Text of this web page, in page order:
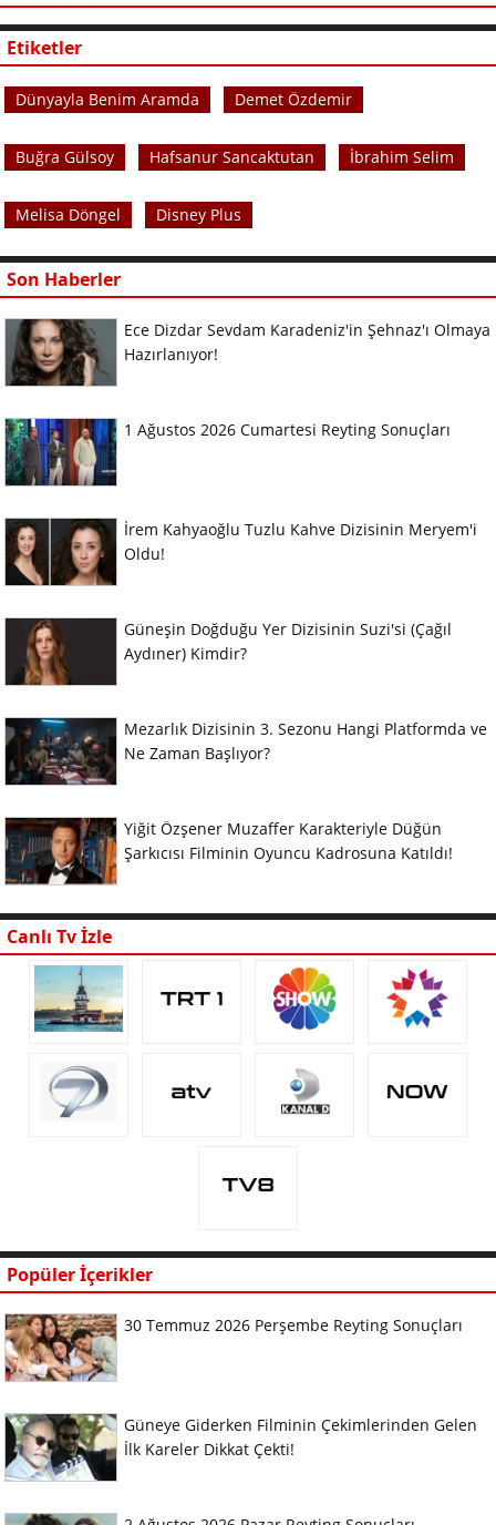
Etiketler
Dünyayla Benim Aramda Demet Özdemir
Buğra Gülsoy Hafsanur Sancaktutan İbrahim Selim
Melisa Döngel Disney Plus
Son Haberler
Ece Dizdar Sevdam Karadeniz'in Şehnaz'ı Olmaya
Hazırlanıyor!
1 Ağustos 2026 Cumartesi Reyting Sonuçları
İrem Kahyaoğlu Tuzlu Kahve Dizisinin Meryem'i
Oldu!
Güneşin Doğduğu Yer Dizisinin Suzi'si (Çağıl
Aydıner) Kimdir?
Mezarlık Dizisinin 3. Sezonu Hangi Platformda ve
Ne Zaman Başlıyor?
Yiğit Özşener Muzaffer Karakteriyle Düğün
Şarkıcısı Filminin Oyuncu Kadrosuna Katıldı!
Canlı Tv İzle
Popüler İçerikler
30 Temmuz 2026 Perşembe Reyting Sonuçları
Güneye Giderken Filminin Çekimlerinden Gelen
İlk Kareler Dikkat Çekti!